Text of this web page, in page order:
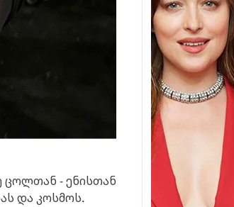
ცოლთან - ენისთან
და კოსმოს.